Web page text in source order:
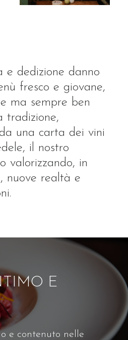
e dedizione danno
fresco e giovane,
ma sempre ben
tradizione,
una carta dei vini
il nostro
valorizzando, in
nuove realtà e
E
e contenuto nelle